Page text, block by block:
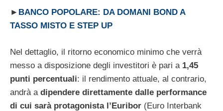
► BANCO POPOLARE: DA DOMANI BOND A
TASSO MISTO E STEP UP
Nel dettaglio, il ritorno economico minimo che verrà
messo a disposizione degli investitori è pari a 1,45
punti percentuali: il rendimento attuale, al contrario,
andrà a dipendere direttamente dalle performance
di cui sarà protagonista l’Euribor (Euro Interbank